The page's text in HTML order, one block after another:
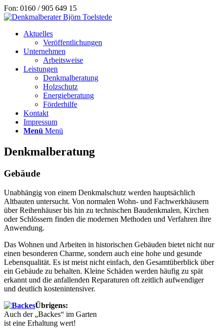
Fon: 0160 / 905 649 15
Aktuelles
Veröffentlichungen
Unternehmen
Arbeitsweise
Leistungen
Denkmalberatung
Holzschutz
Energieberatung
Förderhilfe
Kontakt
Impressum
Menü Menü
Denkmalberatung
Gebäude
Unabhängig von einem Denkmalschutz werden hauptsächlich
Altbauten untersucht. Von normalen Wohn- und Fachwerkhäusern
über Reihenhäuser bis hin zu technischen Baudenkmalen, Kirchen
oder Schlössern finden die modernen Methoden und Verfahren ihre
Anwendung.
Das Wohnen und Arbeiten in historischen Gebäuden bietet nicht nur
einen besonderen Charme, sondern auch eine hohe und gesunde
Lebensqualität. Es ist meist nicht einfach, den Gesamtüberblick über
ein Gebäude zu behalten. Kleine Schäden werden häufig zu spät
erkannt und die anfallenden Reparaturen oft zeitlich aufwendiger
und deutlich kostenintensiver.
Übrigens:
Auch der „Backes“ im Garten
ist eine Erhaltung wert!